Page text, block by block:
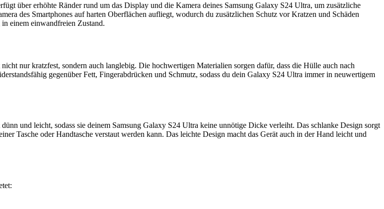
über erhöhte Ränder rund um das Display und die Kamera deines Samsung Galaxy S24 Ultra, um zusätzliche
des Smartphones auf harten Oberflächen aufliegt, wodurch du zusätzlichen Schutz vor Kratzen und Schäden
einem einwandfreien Zustand.
nur kratzfest, sondern auch langlebig. Die hochwertigen Materialien sorgen dafür, dass die Hülle auch nach
gegenüber Fett, Fingerabdrücken und Schmutz, sodass du dein Galaxy S24 Ultra immer in neuwertigem
und leicht, sodass sie deinem Samsung Galaxy S24 Ultra keine unnötige Dicke verleiht. Das schlanke Design sorgt
Tasche oder Handtasche verstaut werden kann. Das leichte Design macht das Gerät auch in der Hand leicht und